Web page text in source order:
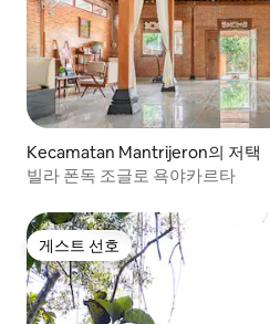
Kecamatan Mantrijeron의 저택
빌라 폰독 조글로 욕야카르타
게스트 선호
게스트 선호